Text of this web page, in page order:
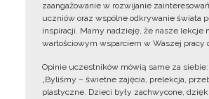
zaangażowanie w rozwijanie
uczniów oraz wspólne odkrywanie świata
inspiracji. Mamy nadzieję, że nasze lekcje
wartościowym wsparciem w Waszej pracy
Opinie uczestników mówią same za siebie:
„Byliśmy – świetne zajęcia, prelekcja,
plastyczne. Dzieci były zachwycone,